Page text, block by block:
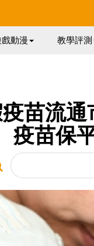
動漫 教學評測
苗流
疫苗保